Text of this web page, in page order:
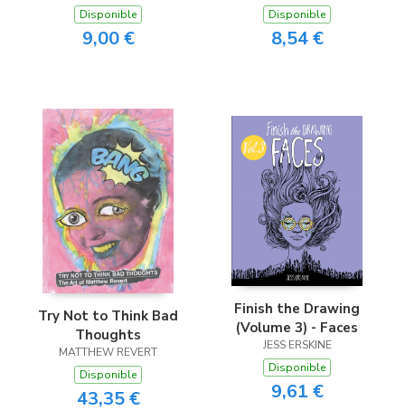
Disponible
9,00 €
Disponible
8,54 €
Try Not to Think Bad
Thoughts
MATTHEW REVERT
Disponible
43,35 €
Finish the Drawing
(Volume 3) - Faces
JESS ERSKINE
Disponible
9,61 €